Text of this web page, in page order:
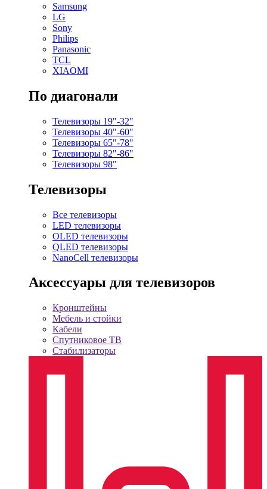
Samsung
LG
Sony
Philips
Panasonic
TCL
XIAOMI
По диагонали
Телевизоры 19"-32"
Телевизоры 40"-60"
Телевизоры 65"-78"
Телевизоры 82"-86"
Телевизоры 98"
Телевизоры
Все телевизоры
LED телевизоры
OLED телевизоры
QLED телевизоры
NanoCell телевизоры
Аксессуары для телевизоров
Кронштейны
Мебель и стойки
Кабели
Спутниковое ТВ
Стабилизаторы